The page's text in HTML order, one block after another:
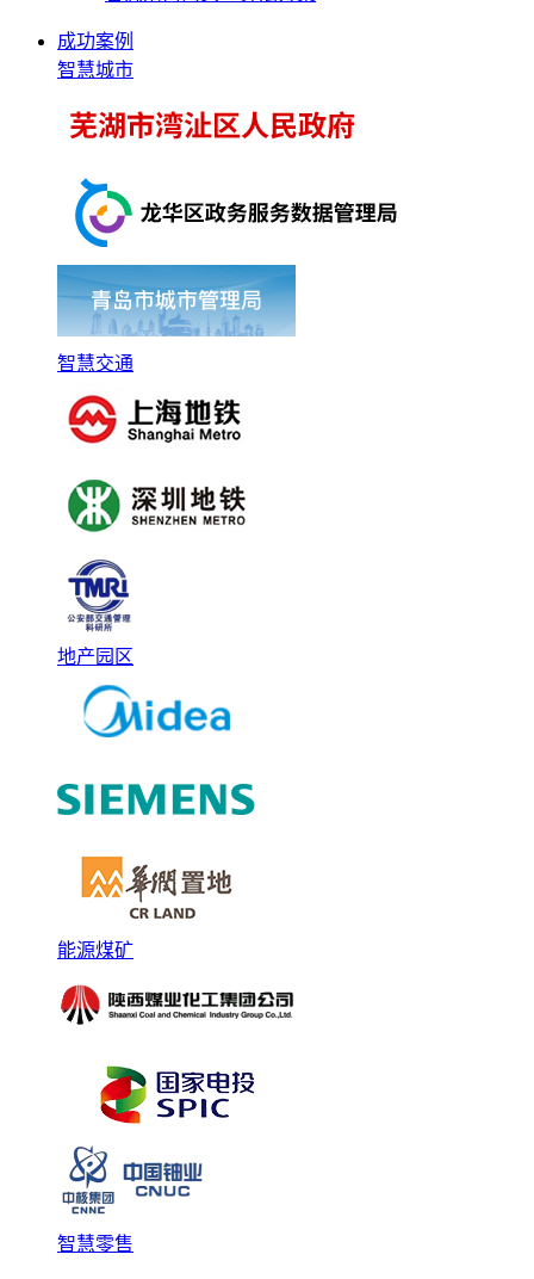
成功案例
智慧城市
智慧交通
地产园区
能源煤矿
智慧零售